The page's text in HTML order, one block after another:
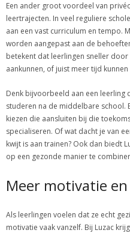
Een ander groot voordeel van
leertrajecten. In veel reguliere
aan een vast curriculum en tempo.
worden aangepast aan de
betekent dat leerlingen sneller
aankunnen, of juist meer tijd
Denk bijvoorbeeld aan een leerling
studeren na de middelbare school.
kiezen die aansluiten bij die
specialiseren. Of wat dacht je van
kwijt is aan trainen? Ook dan biedt
op een gezonde manier te
Meer motivatie
Als leerlingen voelen dat ze echt
motivatie vaak vanzelf. Bij Luzac